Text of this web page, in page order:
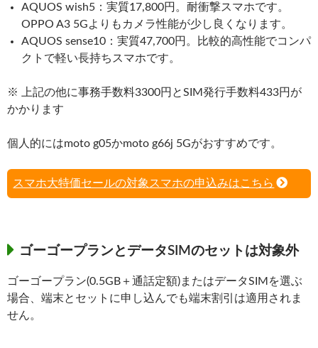
AQUOS wish5：実質17,800円。耐衝撃スマホです。
OPPO A3 5Gよりもカメラ性能が少し良くなります。
AQUOS sense10：実質47,700円。比較的高性能でコンパ
クトで軽い長持ちスマホです。
※ 上記の他に事務手数料3300円とSIM発行手数料433円が
かかります
個人的にはmoto g05かmoto g66j 5Gがおすすめです。
スマホ大特価セールの対象スマホの申込みはこちら
ゴーゴープランとデータSIMのセットは対象外
ゴーゴープラン(0.5GB＋通話定額)またはデータSIMを選ぶ
場合、端末とセットに申し込んでも端末割引は適用されま
せん。